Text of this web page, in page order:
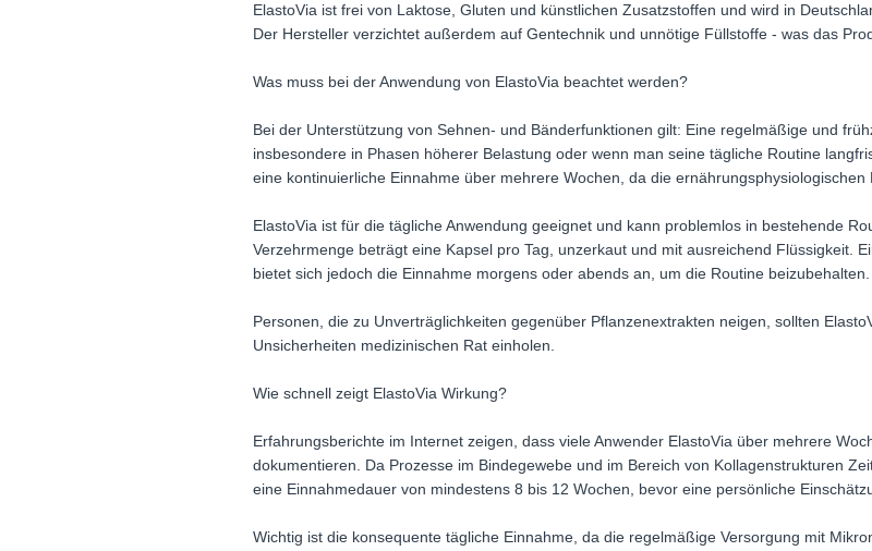
ElastoVia ist frei von Laktose, Gluten und künstlichen Zusatzstoffen und wird in
Der Hersteller verzichtet außerdem auf Gentechnik und unnötige Füllstoffe - was das
Was muss bei der Anwendung von ElastoVia beachtet werden?
Bei der Unterstützung von Sehnen- und Bänderfunktionen gilt: Eine regelmäßige und
insbesondere in Phasen höherer Belastung oder wenn man seine tägliche Routine
eine kontinuierliche Einnahme über mehrere Wochen, da die
ElastoVia ist für die tägliche Anwendung geeignet und kann problemlos in bestehende
Verzehrmenge beträgt eine Kapsel pro Tag, unzerkaut und mit ausreichend Flüssigkeit.
bietet sich jedoch die Einnahme morgens oder abends an, um die Routine beizubehalten.
Personen, die zu Unverträglichkeiten gegenüber Pflanzenextrakten neigen, sollten
Unsicherheiten medizinischen Rat einholen.
Wie schnell zeigt ElastoVia Wirkung?
Erfahrungsberichte im Internet zeigen, dass viele Anwender ElastoVia über mehrere
dokumentieren. Da Prozesse im Bindegewebe und im Bereich von Kollagenstrukturen
eine Einnahmedauer von mindestens 8 bis 12 Wochen, bevor eine persönliche
Wichtig ist die konsequente tägliche Einnahme, da die regelmäßige Versorgung mit